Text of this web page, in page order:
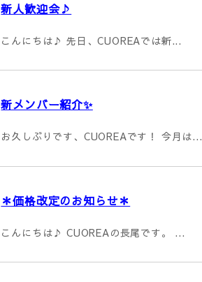
新人歓迎会♪
こんにちは♪ 先日、CUOREAでは新...
新メンバー紹介✨
お久しぶりです、CUOREAです！ 今月は...
＊価格改定のお知らせ＊
こんにちは♪ CUOREAの長尾です。 ...